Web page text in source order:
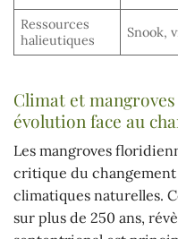
Ressources
halieutiques
Snook,
Climat et
évolution face au
Les mangroves
critique du
climatiques naturelles.
sur plus de 250 ans,